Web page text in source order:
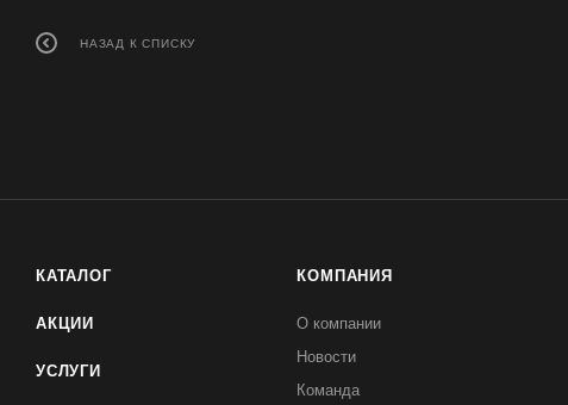
НАЗАД К СПИСКУ
КАТАЛОГ
АКЦИИ
УСЛУГИ
КОМПАНИЯ
О компании
Новости
Команда